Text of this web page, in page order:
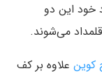
خود این دو
می‌شوند.
کوین علاوه بر کف